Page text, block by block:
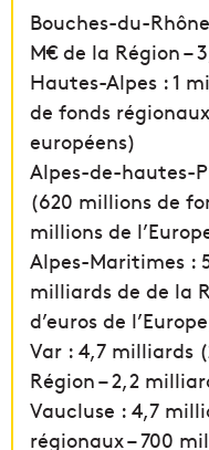
Bouches-du-
M€ de la Région –
Hautes-Alpes : 1
de fonds
européens)
Alpes-de-hautes-
(620 millions de
millions de
Alpes-Maritimes :
milliards de de la
d’euros de
Var : 4,7 milliards
Région – 2,2
Vaucluse : 4,7
régionaux – 700